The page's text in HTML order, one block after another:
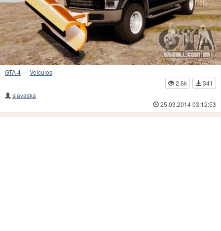
GTA 4—Veículos
2.6k
341
slavaska
25.03.2014 03:12:53